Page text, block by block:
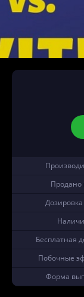
Продано
Дозировка
Бесплатная
Побочные
Форма